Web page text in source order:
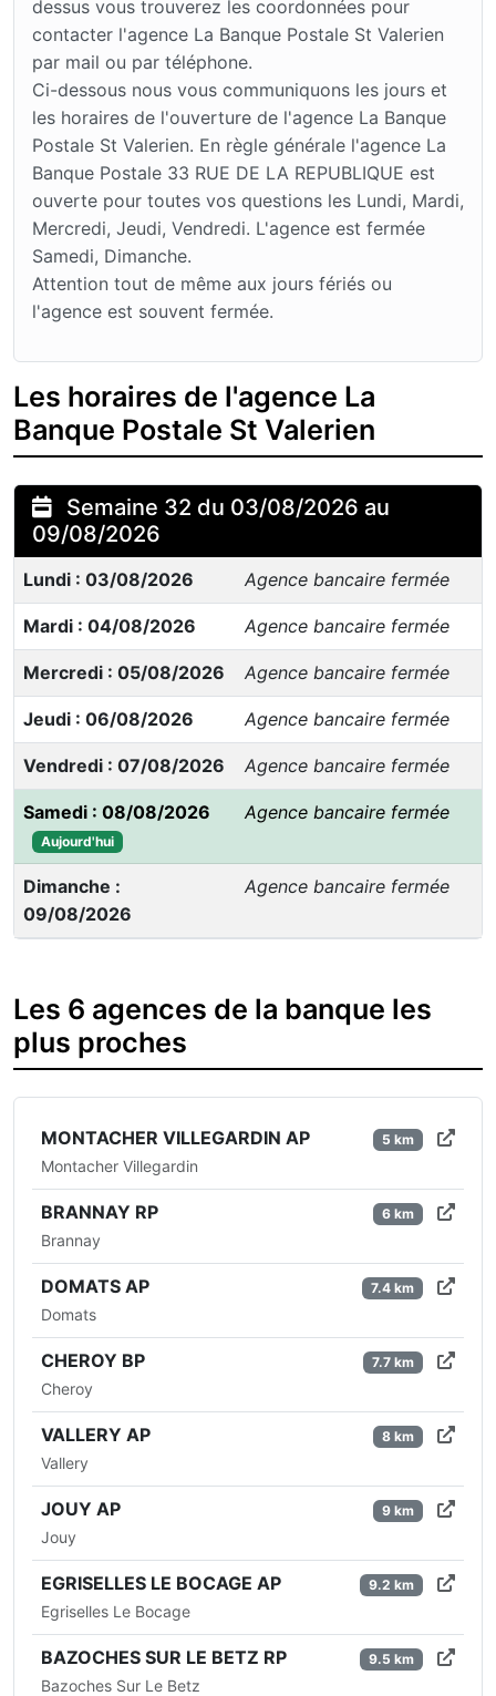
dessus vous trouverez les coordonnées pour
contacter l'agence La Banque Postale St Valerien
par mail ou par téléphone.
Ci-dessous nous vous communiquons les jours et
les horaires de l'ouverture de l'agence La Banque
Postale St Valerien. En règle générale l'agence La
Banque Postale 33 RUE DE LA REPUBLIQUE est
ouverte pour toutes vos questions les Lundi, Mardi,
Mercredi, Jeudi, Vendredi. L'agence est fermée
Samedi, Dimanche.
Attention tout de même aux jours fériés ou
l'agence est souvent fermée.
Les horaires de l'agence La
Banque Postale St Valerien
Semaine 32 du 03/08/2026 au
09/08/2026
Lundi : 03/08/2026 Agence bancaire fermée
Mardi : 04/08/2026 Agence bancaire fermée
Mercredi : 05/08/2026 Agence bancaire fermée
Jeudi : 06/08/2026 Agence bancaire fermée
Vendredi : 07/08/2026 Agence bancaire fermée
Samedi : 08/08/2026
Aujourd'hui
Agence bancaire fermée
Dimanche :
09/08/2026
Agence bancaire fermée
Les 6 agences de la banque les
plus proches
MONTACHER VILLEGARDIN AP
Montacher Villegardin
5 km
BRANNAY RP
Brannay
6 km
DOMATS AP
Domats
7.4 km
CHEROY BP
Cheroy
7.7 km
VALLERY AP
Vallery
8 km
JOUY AP
Jouy
9 km
EGRISELLES LE BOCAGE AP
Egriselles Le Bocage
9.2 km
BAZOCHES SUR LE BETZ RP
Bazoches Sur Le Betz
9.5 km